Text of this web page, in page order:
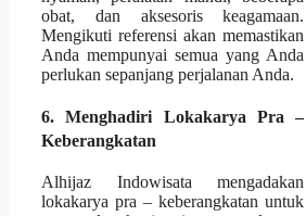
obat, dan aksesoris keagamaan.
Mengikuti referensi akan memastikan
Anda mempunyai semua yang Anda
perlukan sepanjang perjalanan Anda.
6. Menghadiri Lokakarya Pra –
Keberangkatan
Alhijaz Indowisata mengadakan
lokakarya pra – keberangkatan untuk